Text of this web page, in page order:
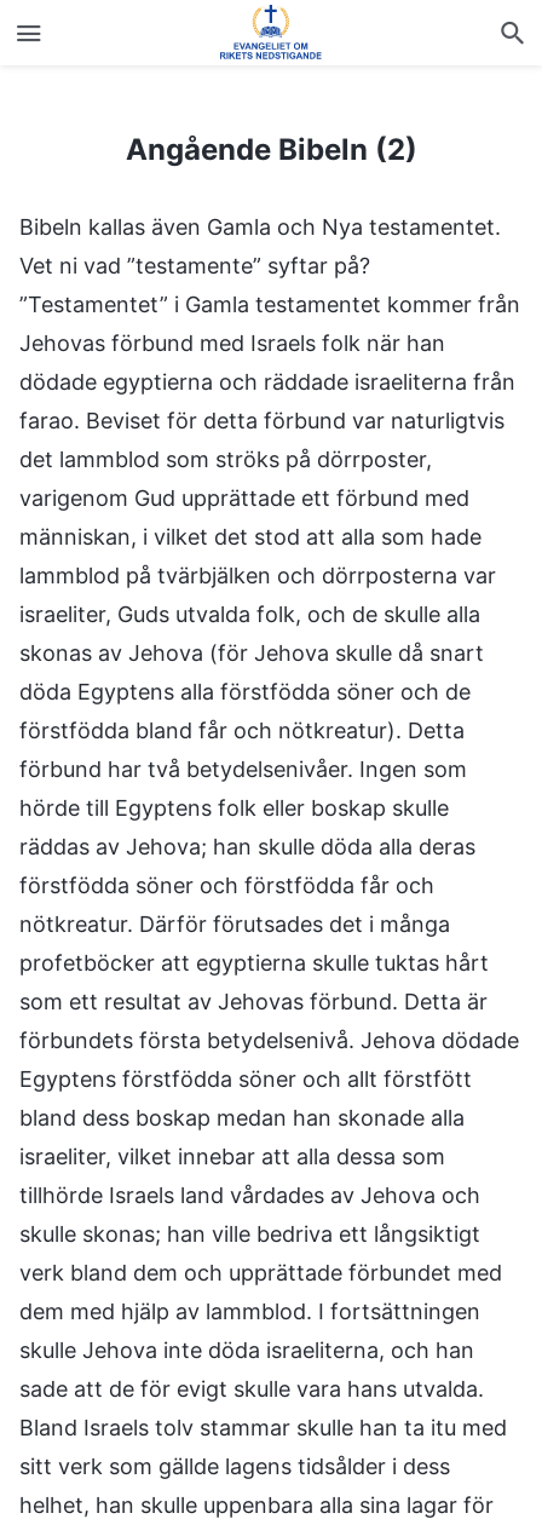
Angående Bibeln (2)
Angående Bibeln (2)
Bibeln kallas även Gamla och Nya testamentet.
Vet ni vad ”testamente” syftar på?
”Testamentet” i Gamla testamentet kommer från
Jehovas förbund med Israels folk när han
dödade egyptierna och räddade israeliterna från
farao. Beviset för detta förbund var naturligtvis
det lammblod som ströks på dörrposter,
varigenom Gud upprättade ett förbund med
människan, i vilket det stod att alla som hade
lammblod på tvärbjälken och dörrposterna var
israeliter, Guds utvalda folk, och de skulle alla
skonas av Jehova (för Jehova skulle då snart
döda Egyptens alla förstfödda söner och de
förstfödda bland får och nötkreatur). Detta
förbund har två betydelsenivåer. Ingen som
hörde till Egyptens folk eller boskap skulle
räddas av Jehova; han skulle döda alla deras
förstfödda söner och förstfödda får och
nötkreatur. Därför förutsades det i många
profetböcker att egyptierna skulle tuktas hårt
som ett resultat av Jehovas förbund. Detta är
förbundets första betydelsenivå. Jehova dödade
Egyptens förstfödda söner och allt förstfött
bland dess boskap medan han skonade alla
israeliter, vilket innebar att alla dessa som
tillhörde Israels land vårdades av Jehova och
skulle skonas; han ville bedriva ett långsiktigt
verk bland dem och upprättade förbundet med
dem med hjälp av lammblod. I fortsättningen
skulle Jehova inte döda israeliterna, och han
sade att de för evigt skulle vara hans utvalda.
Bland Israels tolv stammar skulle han ta itu med
sitt verk som gällde lagens tidsålder i dess
helhet, han skulle uppenbara alla sina lagar för